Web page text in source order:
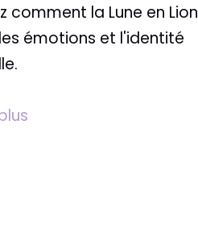
comment la Lune en Lion
émotions et l'identité